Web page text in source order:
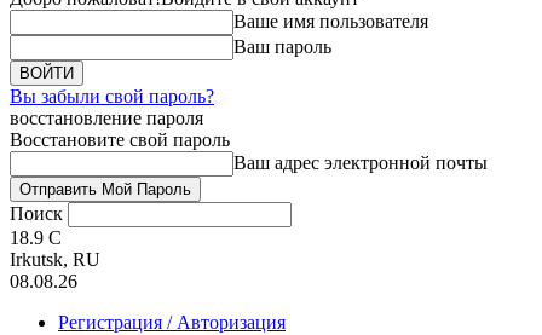
Ваше имя пользователя
Ваш пароль
Вы забыли свой пароль?
восстановление пароля
Восстановите свой пароль
Ваш адрес электронной почты
Поиск
18.9 C
Irkutsk, RU
08.08.26
Регистрация / Авторизация